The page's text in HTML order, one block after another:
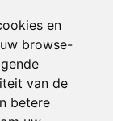
en
browse-
van de
betere